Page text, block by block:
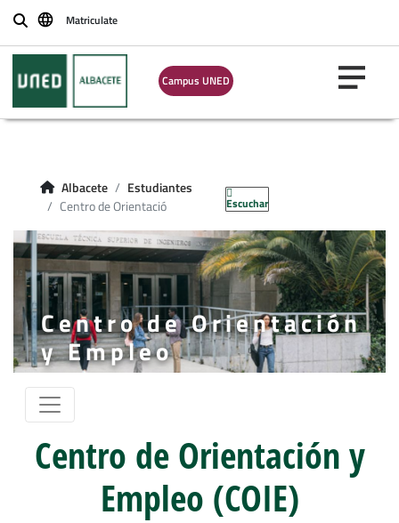
BuscarMatriculate
Campus UNED
Albacete
Estudiantes
Centro de Orientació
Escuchar
Centro de Orientación
y Empleo
Centro de Orientación y
Empleo (COIE)